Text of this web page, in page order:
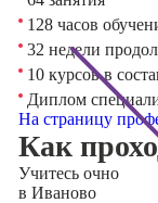
128 часов
32 недели
10 курсов в
Диплом
На страницу
Как
Учитесь очно
в Иваново